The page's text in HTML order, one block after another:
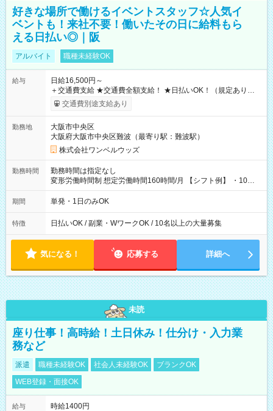
好きな場所で働けるイベントスタッフ☆人気イ
ベントも！来社不要！働いたその日に給料もら
える日払い◎｜阪
アルバイト 職種未経験OK
給与
日給16,500円～
＋交通費支給 ★交通費全額支給！ ★日払いOK！（規定あり） ┗
働いたその日に現金GET♪ お仕事後はコンビニATMから 日払
交通費別途支給あり
勤務地
大阪市中央区
大阪府大阪市中央区難波（最寄り駅：難波駅）
株式会社ワンベルウッズ
勤務時間
勤務時間は指定なし
変形労働時間制 想定労働時間160時間/月 【シフト例】 ・10：
00～20：00
期間 単発・1日のみOK
特徴 日払いOK / 副業・WワークOK / 10名以上の大量募集
気になる！ 応募する 詳細へ
未読
座り仕事！高時給！土日休み！仕分け・入力業
務など
派遣 職種未経験OK 社会人未経験OK
ブランクOK
WEB登録・面接OK
給与
時給1400円